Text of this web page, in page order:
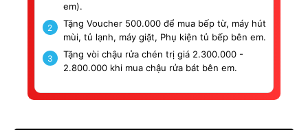
em).
2
Tặng Voucher 500.000 để mua bếp từ, máy hút
mùi, tủ lạnh, máy giặt, Phụ kiện tủ bếp bên em.
3
Tặng vòi chậu rửa chén trị giá 2.300.000 -
2.800.000 khi mua chậu rửa bát bên em.